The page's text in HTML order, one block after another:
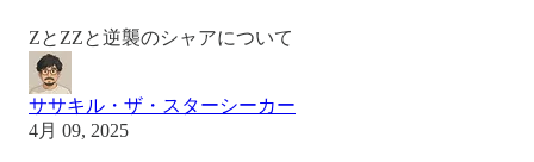
ΖとΖΖと逆襲のシャアについて
ササキル・ザ・スターシーカー
4月 09, 2025